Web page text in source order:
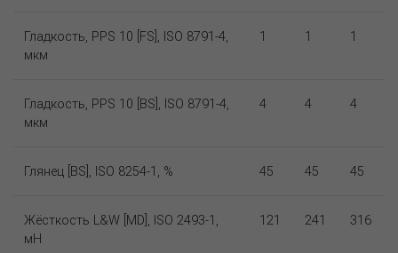
Гладкость, PPS 10 [FS], ISO 8791-4,
мкм
1 1 1
Гладкость, PPS 10 [BS], ISO 8791-4,
мкм
4 4 4
Глянец [BS], ISO 8254-1, % 45 45 45
Жёсткость L&W [MD], ISO 2493-1,
мН
121 241 316